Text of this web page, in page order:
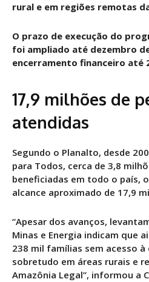
rural e em regiões remotas
O prazo de execução do
foi ampliado até dezembro
encerramento financeiro até
17,9 milhões de
atendidas
Segundo o Planalto, desde
para Todos, cerca de 3,8
beneficiadas em todo o país,
alcance aproximado de 17,9
“Apesar dos avanços,
Minas e Energia indicam que
238 mil famílias sem acesso
sobretudo em áreas rurais e
Amazônia Legal”, informou a